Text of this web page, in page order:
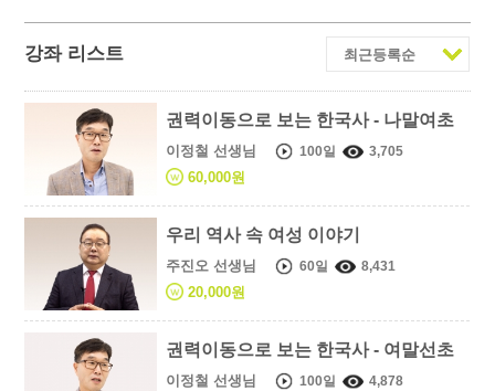
강좌 리스트
권력이동으로 보는 한국사 - 나말여초
이정철 선생님 100일 3,705
60,000원
우리 역사 속 여성 이야기
주진오 선생님 60일 8,431
20,000원
권력이동으로 보는 한국사 - 여말선초
이정철 선생님 100일 4,878